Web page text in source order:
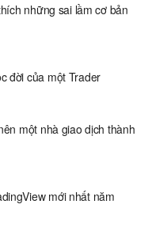
những sai lầm cơ bản
đời của một Trader
một nhà giao dịch thành
mới nhất năm